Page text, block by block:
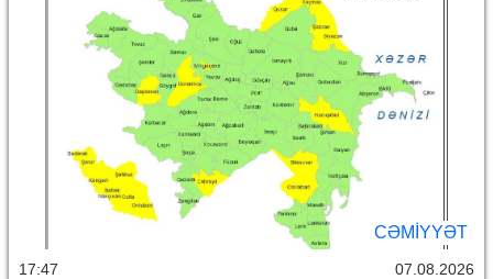
CƏMİYYƏT
17:47 07.08.2026